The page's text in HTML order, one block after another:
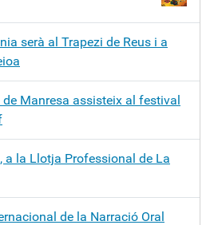
serà al Trapezi de Reus i a
Manresa assisteix al festival
a la Llotja Professional de La
de la Narració Oral